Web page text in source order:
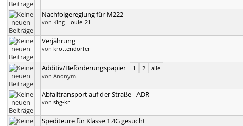
Nachfolgereglung für M222
von King_Louie_21
Verjährung
von krottendorfer
Additiv/Beförderungspapier 1 2
alle
von Anonym
Abfalltransport auf der Straße - ADR
von sbg-kr
Spediteure für Klasse 1.4G gesucht